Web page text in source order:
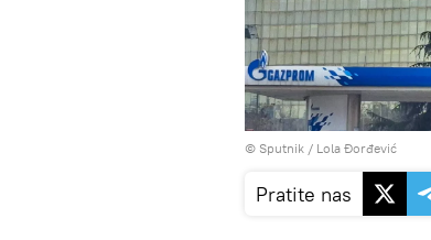
© Sputnik / Lola Đorđević
Pratite nas